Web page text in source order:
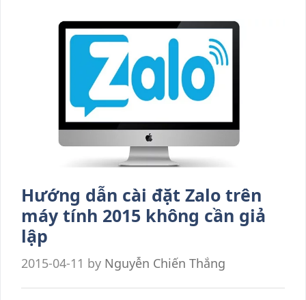
Hướng dẫn cài đặt Zalo trên
máy tính 2015 không cần giả
lập
2015-04-11 by Nguyễn Chiến Thắng